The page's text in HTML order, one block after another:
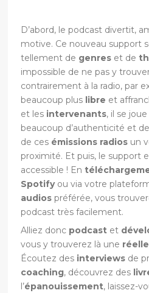
D’abord, le podcast divertit,
motive. Ce nouveau support
tellement de genres et de
impossible de ne pas y
contrairement à la radio, par
beaucoup plus libre et
et les intervenants, il se
beaucoup d’authenticité et
de ces émissions radios un
proximité. Et puis, le support
accessible ! En
Spotify ou via votre
audios préférée, vous
podcast très facilement.
Alliez donc podcast et
vous y trouverez là une
Écoutez des interviews de
coaching, découvrez des
l’épanouissement, laissez-